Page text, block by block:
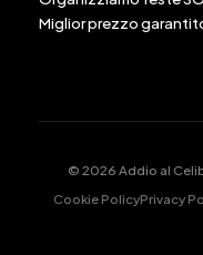
Miglior prezzo
© 2026 Addio al
Cookie PolicyPrivacy